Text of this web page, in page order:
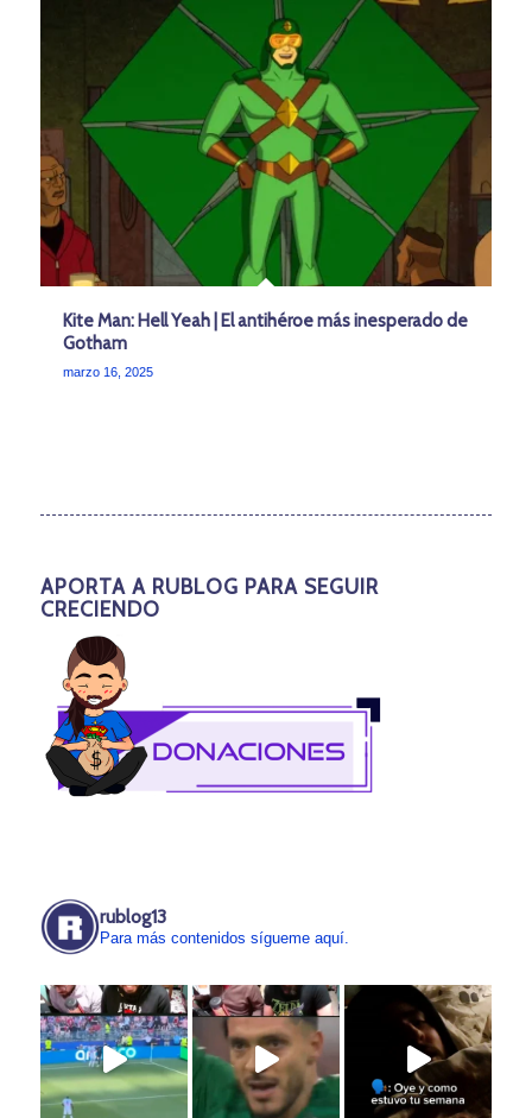
Kite Man: Hell Yeah | El antihéroe más inesperado de
Gotham
marzo 16, 2025
APORTA A RUBLOG PARA SEGUIR
CRECIENDO
rublog13
Para más contenidos sígueme aquí.